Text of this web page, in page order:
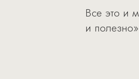
Все это и
и